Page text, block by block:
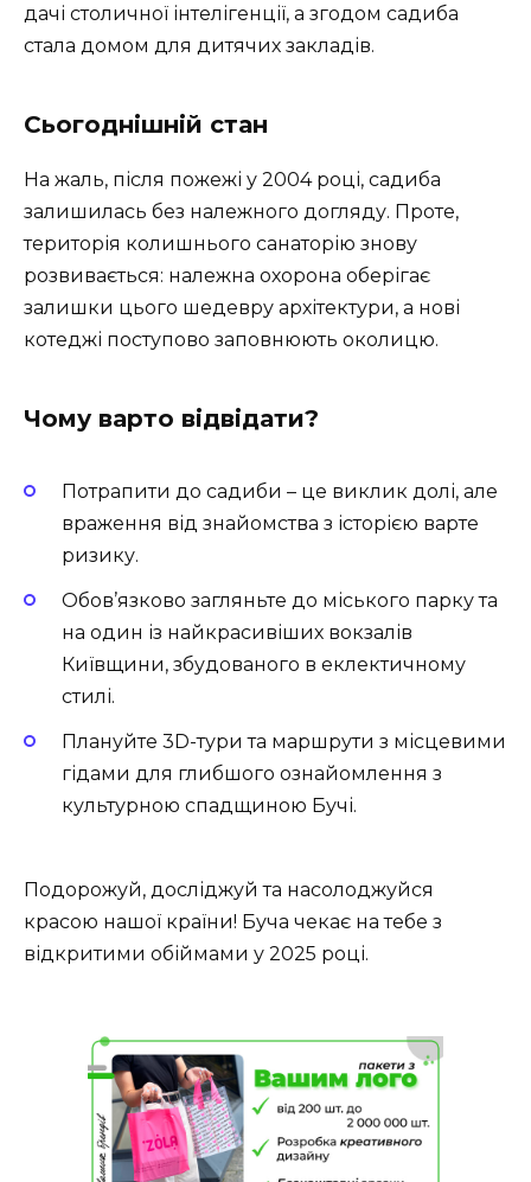
дачі столичної інтелігенції, а згодом садиба
стала домом для дитячих закладів.
Сьогоднішній стан
На жаль, після пожежі у 2004 році, садиба
залишилась без належного догляду. Проте,
територія колишнього санаторію знову
розвивається: належна охорона оберігає
залишки цього шедевру архітектури, а нові
котеджі поступово заповнюють околицю.
Чому варто відвідати?
Потрапити до садиби – це виклик долі, але
враження від знайомства з історією варте
ризику.
Обов’язково загляньте до міського парку та
на один із найкрасивіших вокзалів
Київщини, збудованого в еклектичному
стилі.
Плануйте 3D-тури та маршрути з місцевими
гідами для глибшого ознайомлення з
культурною спадщиною Бучі.
Подорожуй, досліджуй та насолоджуйся
красою нашої країни! Буча чекає на тебе з
відкритими обіймами у 2025 році.